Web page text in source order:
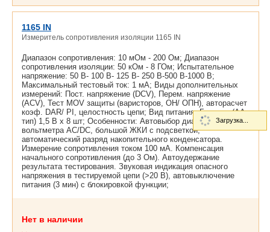
1165 IN
Измеритель сопротивления изоляции 1165 IN
Диапазон сопротивления: 10 мОм - 200 Ом; Диапазон
сопротивления изоляции: 50 кОм - 8 ГОм; Испытательное
напряжение: 50 В- 100 В- 125 В- 250 В-500 В-1000 В;
Максимальный тестовый ток: 1 мА; Виды дополнительных
измерений: Пост. напряжение (DCV), Перем. напряжение
(ACV), Тест MОV защиты (варисторов, ОН/ ОПН), авторасчет
коэф. DAR/ PI, целостность цепи; Вид питания: Батарея (AA
тип) 1,5 В х 8 шт; Особенности: Автовыбор диапазона
вольтметра AC/DC, большой ЖКИ с подсветкой,
автоматический разряд накопительного конденсатора.
Измерение сопротивления током 100 мА. Компенсация
начального сопротивления (до 3 Ом). Автоудержание
результата тестирования. Звуковая индикация опасного
напряжения в тестируемой цепи (>20 В), автовыключение
питания (3 мин) с блокировкой функции;
Нет в наличии
Загрузка...